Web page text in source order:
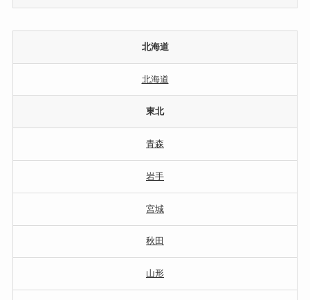
北海道
北海道
東北
青森
岩手
宮城
秋田
山形